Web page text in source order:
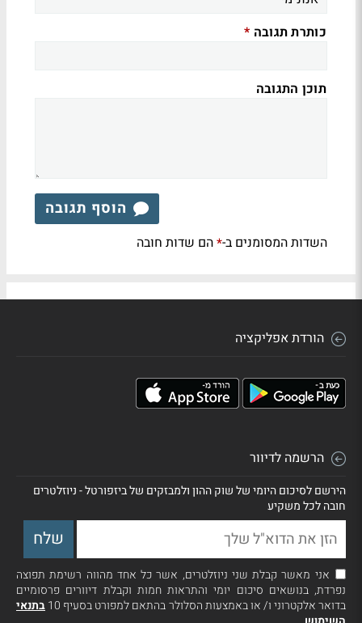
כותרת תגובה *
תוכן התגובה
הוסף תגובה
השדות המסומנים ב-*הם שדות חובה
הורדת אפליקציה
הרשמה לדיוור
הירשם לסיכום היומי של שוק ההון ולמבזקים של ביזפורטל - ניוזלטרים
חובה לכל משקיע
אני מאשר קבלת שני ניוזלטרים, אשר כל אחד מהווה רשימת תפוצה
נפרדת, בנושאים סיכום יומי והתראות חמות וקבלת דיוורים פרסומיים
בדואר אלקטרוני ו/ או באמצעות הסלולר בהתאם למפורט בסעיף 10
בתנאי